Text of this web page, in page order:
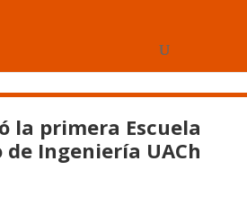
la primera Escuela
Ingeniería UACh